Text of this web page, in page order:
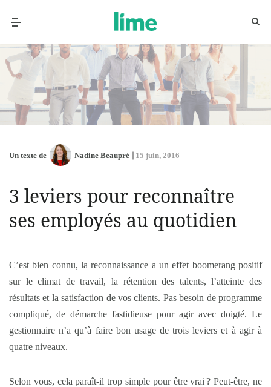
Un texte de Nadine Beaupré 15 juin, 2016
3 leviers pour reconnaître
ses employés au quotidien
C’est bien connu, la reconnaissance a un effet boomerang positif
sur le climat de travail, la rétention des talents, l’atteinte des
résultats et la satisfaction de vos clients. Pas besoin de programme
compliqué, de démarche fastidieuse pour agir avec doigté. Le
gestionnaire n’a qu’à faire bon usage de trois leviers et à agir à
quatre niveaux.
Selon vous, cela paraît-il trop simple pour être vrai ? Peut-être, ne